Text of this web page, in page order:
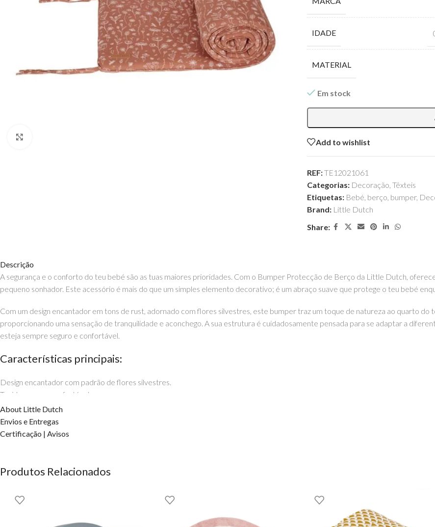
IDADE
MATERIAL
Em stock
Add to wishlist
REF:TE12021061
Categorias: Decoração, Têxteis
Etiquetas: Bebé, berço, bumper,
Brand: Little Dutch
Share:
Descrição
A segurança e o conforto do teu bebé são as tuas maiores prioridades. Com o Bumper Protecção de Berço da Little Dutch,
pequeno sonhador. Este acessório é mais do que um simples elemento decorativo; é um abraço suave que protege o teu bebé
Com um design encantador em tons de rust, adornado com flores silvestres, este bumper traz um toque de natureza ao quarto do
proporcionando uma sensação de tranquilidade e aconchego. A sua estrutura é cuidadosamente pensada para se adaptar a
esteja sempre seguro e confortável.
Características principais:
Design encantador com padrão de flores silvestres.
Tecido suave e confortável.
Adapta-se a diferentes tipos de berços.
Proporciona segurança e proteção durante o sono.
Com o Bumper Protecção de Berço da Little Dutch, cada noite é um passo em direção a sonhos tranquilos e seguros. Podes
Little Dutch
About Little Dutch
Envios e Entregas
Certificação | Avisos
Produtos Relacionados